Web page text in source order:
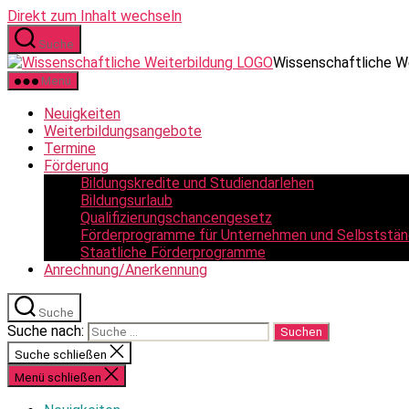
Direkt zum Inhalt wechseln
Suche
Wissenschaftliche
Menü
Neuigkeiten
Weiterbildungsangebote
Termine
Förderung
Bildungskredite und Studiendarlehen
Bildungsurlaub
Qualifizierungschancengesetz
Förderprogramme für Unternehmen und
Staatliche Förderprogramme
Anrechnung/Anerkennung
Suche
Suche nach:
Suche schließen
Menü schließen